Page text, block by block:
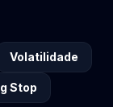
Volatilidade
Stop